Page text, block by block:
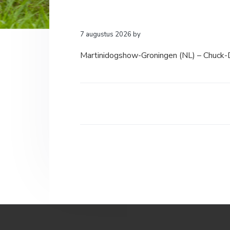
a
v
o
u
k
s
7 augustus 2026 by
Martinidogshow-Groningen (NL) –